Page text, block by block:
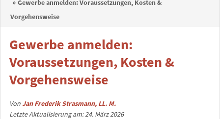
Gewerbe anmelden: Voraussetzungen, Kosten &
Vorgehensweise
Gewerbe anmelden:
Voraussetzungen, Kosten &
Vorgehensweise
VonJan Frederik Strasmann, LL. M.
Letzte Aktualisierung am: 24. März 2026